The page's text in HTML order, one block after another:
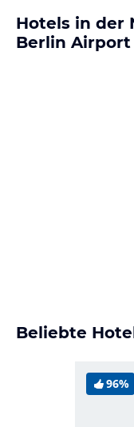
Hotels in der
Berlin Airport
Beliebte
96%